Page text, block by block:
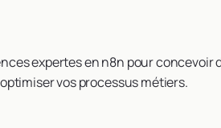
expertes en n8n pour concevoir
vos processus métiers.